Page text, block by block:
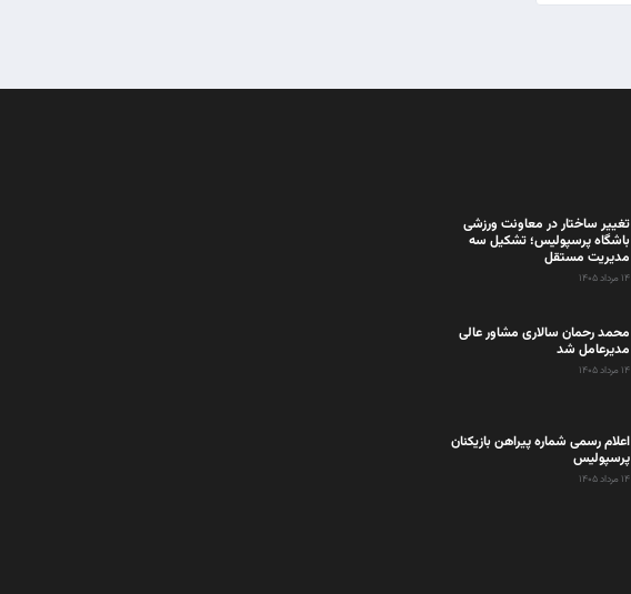
تغییر ساختار در معاونت ورزشی
باشگاه پرسپولیس؛ تشکیل سه
مدیریت مستقل
۱۴ مرداد ۱۴۰۵
محمد رحمان سالاری مشاور عالی
مدیرعامل شد
۱۴ مرداد ۱۴۰۵
اعلام رسمی شماره پیراهن بازیکنان
پرسپولیس
۱۴ مرداد ۱۴۰۵